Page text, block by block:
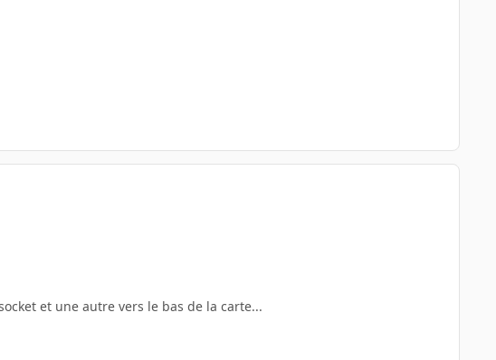
et une autre vers le bas de la carte...